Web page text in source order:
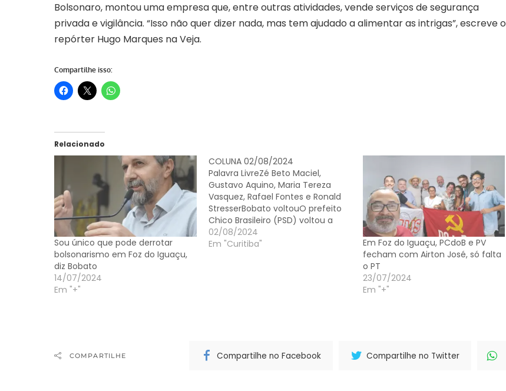
Bolsonaro, montou uma empresa que, entre outras atividades, vende serviços de segurança
privada e vigilância. “Isso não quer dizer nada, mas tem ajudado a alimentar as intrigas”, escreve o
repórter Hugo Marques na Veja.
Compartilhe isso:
Relacionado
Sou único que pode derrotar
bolsonarismo em Foz do Iguaçu,
diz Bobato
14/07/2024
Em "+"
COLUNA 02/08/2024
Palavra LivreZé Beto Maciel,
Gustavo Aquino, Maria Tereza
Vasquez, Rafael Fontes e Ronald
StresserBobato voltouO prefeito
Chico Brasileiro (PSD) voltou a
nomear o professor Nilton Bobato
(PV) no comando da Secretaria
02/08/2024
Em "Curitiba"
Em Foz do Iguaçu, PCdoB e PV
fecham com Airton José, só falta
o PT
23/07/2024
Em "+"
COMPARTILHE Compartilhe no Facebook Compartilhe no Twitter